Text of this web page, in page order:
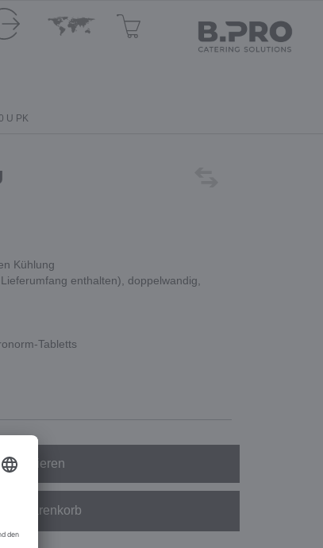
U PK
Kühlung
enthalten), doppelwandig,
Tabletts
Warenkorb